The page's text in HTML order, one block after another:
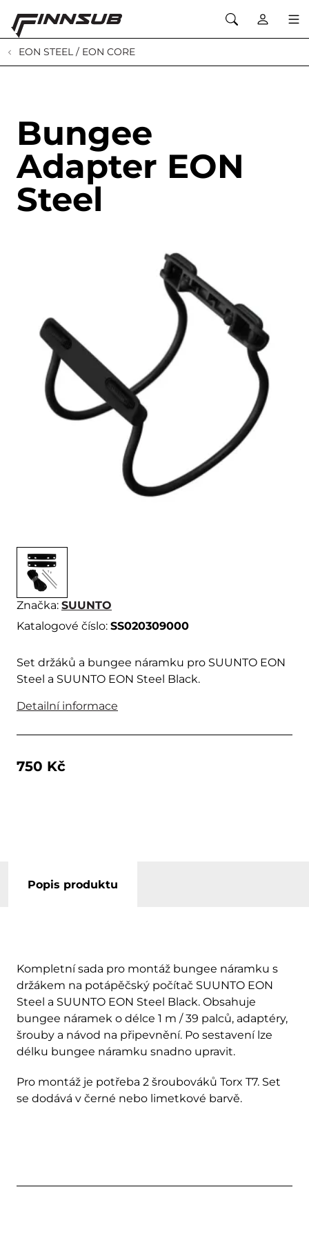
EON STEEL / EON CORE
Bungee
Adapter EON
Steel
Značka: SUUNTO
Katalogové číslo: SS020309000
Set držáků a bungee náramku pro SUUNTO EON
Steel a SUUNTO EON Steel Black.
Detailní informace
750 Kč
Popis produktu
Kompletní sada pro montáž bungee náramku s
držákem na potápěčský počítač SUUNTO EON
Steel a SUUNTO EON Steel Black. Obsahuje
bungee náramek o délce 1 m / 39 palců, adaptéry,
šrouby a návod na připevnění. Po sestavení lze
délku bungee náramku snadno upravit.
Pro montáž je potřeba 2 šroubováků Torx T7. Set
se dodává v černé nebo limetkové barvě.